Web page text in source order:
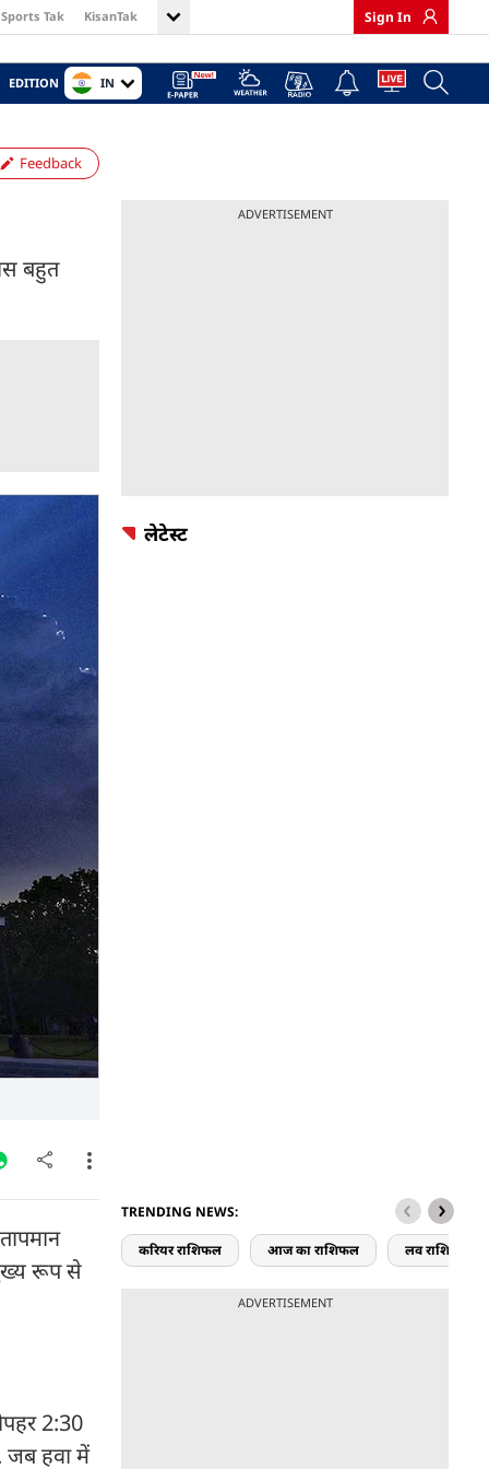
Sports Tak KisanTak Sign In
EDITION IN
Feedback
बहुत
रूप से
2:30
जब हवा में
ADVERTISEMENT
लेटेस्ट
TRENDING NEWS:
करियर राशिफल आज का राशिफल लव राशिफल
ADVERTISEMENT